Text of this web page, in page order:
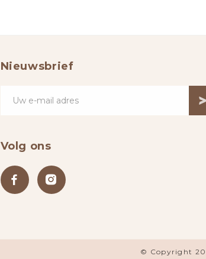
Nieuwsbrief
Volg ons
© Copyright